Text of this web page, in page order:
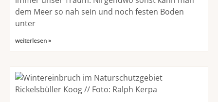
dem Meer so nah sein und noch festen Boden
unter
weiterlesen »